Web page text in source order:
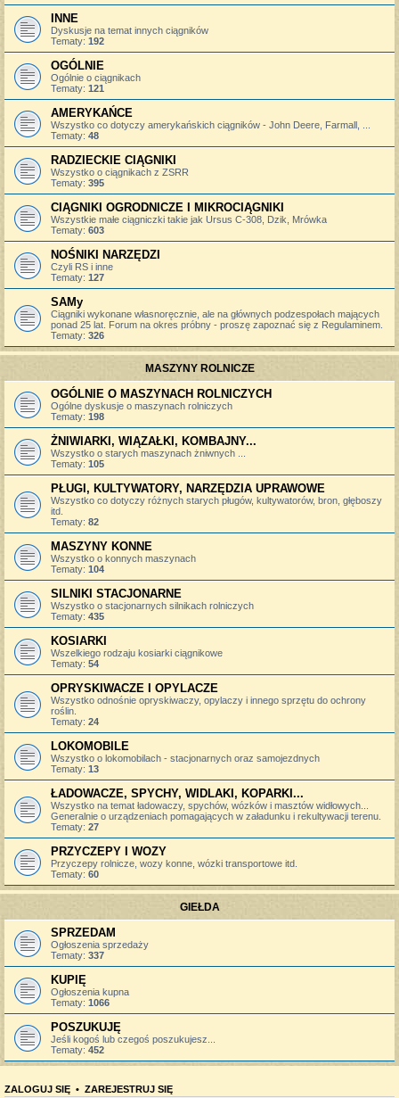
INNE
Dyskusje na temat innych ciągników
Tematy: 192
OGÓLNIE
Ogólnie o ciągnikach
Tematy: 121
AMERYKAŃCE
Wszystko co dotyczy amerykańskich ciągników - John Deere, Farmall, ...
Tematy: 48
RADZIECKIE CIĄGNIKI
Wszystko o ciągnikach z ZSRR
Tematy: 395
CIĄGNIKI OGRODNICZE I MIKROCIĄGNIKI
Wszystkie małe ciągniczki takie jak Ursus C-308, Dzik, Mrówka
Tematy: 603
NOŚNIKI NARZĘDZI
Czyli RS i inne
Tematy: 127
SAMy
Ciągniki wykonane własnoręcznie, ale na głównych podzespołach mających
ponad 25 lat. Forum na okres próbny - proszę zapoznać się z Regulaminem.
Tematy: 326
MASZYNY ROLNICZE
OGÓLNIE O MASZYNACH ROLNICZYCH
Ogólne dyskusje o maszynach rolniczych
Tematy: 198
ŻNIWIARKI, WIĄZAŁKI, KOMBAJNY...
Wszystko o starych maszynach żniwnych ...
Tematy: 105
PŁUGI, KULTYWATORY, NARZĘDZIA UPRAWOWE
Wszystko co dotyczy różnych starych pługów, kultywatorów, bron, głęboszy
itd.
Tematy: 82
MASZYNY KONNE
Wszystko o konnych maszynach
Tematy: 104
SILNIKI STACJONARNE
Wszystko o stacjonarnych silnikach rolniczych
Tematy: 435
KOSIARKI
Wszelkiego rodzaju kosiarki ciągnikowe
Tematy: 54
OPRYSKIWACZE I OPYLACZE
Wszystko odnośnie opryskiwaczy, opylaczy i innego sprzętu do ochrony
roślin.
Tematy: 24
LOKOMOBILE
Wszystko o lokomobilach - stacjonarnych oraz samojezdnych
Tematy: 13
ŁADOWACZE, SPYCHY, WIDLAKI, KOPARKI...
Wszystko na temat ładowaczy, spychów, wózków i masztów widłowych...
Generalnie o urządzeniach pomagających w załadunku i rekultywacji terenu.
Tematy: 27
PRZYCZEPY I WOZY
Przyczepy rolnicze, wozy konne, wózki transportowe itd.
Tematy: 60
GIEŁDA
SPRZEDAM
Ogłoszenia sprzedaży
Tematy: 337
KUPIĘ
Ogłoszenia kupna
Tematy: 1066
POSZUKUJĘ
Jeśli kogoś lub czegoś poszukujesz...
Tematy: 452
ZALOGUJ SIĘ • ZAREJESTRUJ SIĘ